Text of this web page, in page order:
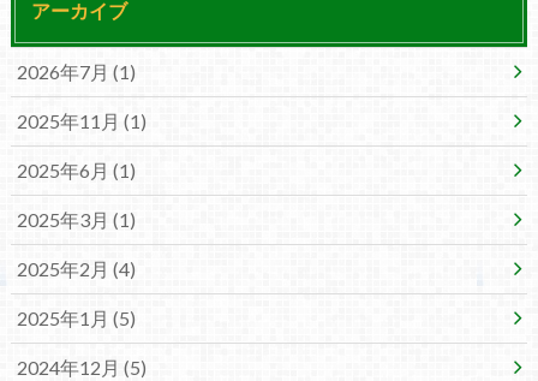
アーカイブ
2026年7月 (1)
2025年11月 (1)
2025年6月 (1)
2025年3月 (1)
2025年2月 (4)
2025年1月 (5)
2024年12月 (5)